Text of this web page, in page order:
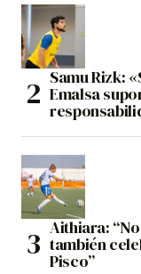
Samu Rizk:
Emalsa
Aithiara:
también
Pisco”